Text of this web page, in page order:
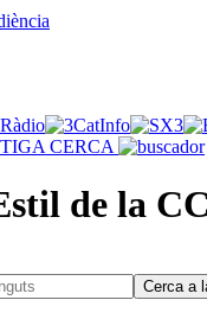
CERCA
de la
Cerca a